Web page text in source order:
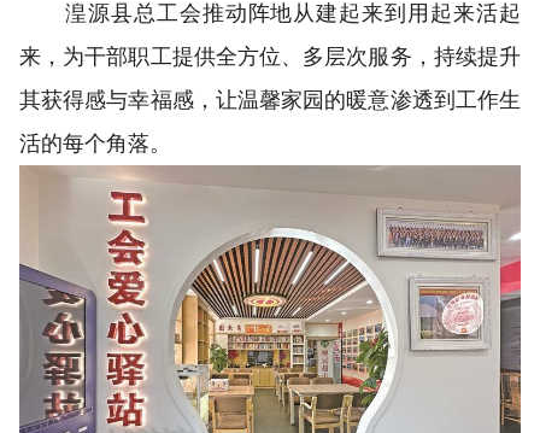
湟源县总工会推动阵地从建起来到用起来活起
来，为干部职工提供全方位、多层次服务，持续提升
其获得感与幸福感，让温馨家园的暖意渗透到工作生
活的每个角落。